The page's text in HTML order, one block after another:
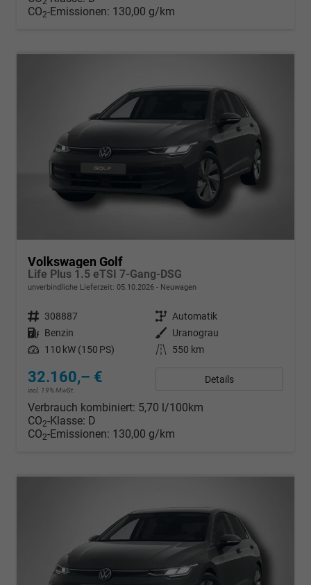
CO2-Emissionen: 130,00 g/km
Volkswagen Golf
Life Plus 1.5 eTSI 7-Gang-DSG
unverbindliche Lieferzeit: 05.10.2026 Neuwagen
Fahrzeugnr. 308887 Getriebe Automatik
Kraftstoff Benzin Außenfarbe
Uranograu
Leistung 110 kW (150 PS) Kilometerstand 550 km
32.160,– €
incl. 19% MwSt.
Details
Verbrauch kombiniert: 5,70 l/100km
CO2-Klasse: D
CO2-Emissionen: 130,00 g/km